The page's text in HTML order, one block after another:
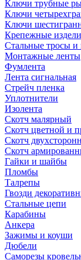
Ключи трубные
Ключи
Ключи
Крепежные
Стальные тросы и
Монтажные ленты
Фумлента
Лента сигнальная
Стрейч пленка
Уплотнители
Изолента
Скотч малярный
Скотч цветной и
Скотч
Скотч
Гайки и шайбы
Пломбы
Талрепы
Гвозди
Стальные цепи
Карабины
Анкера
Зажимы и коуши
Дюбели
Саморезы